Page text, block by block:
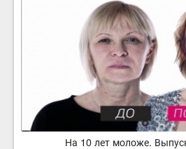
На 10 лет моложе.